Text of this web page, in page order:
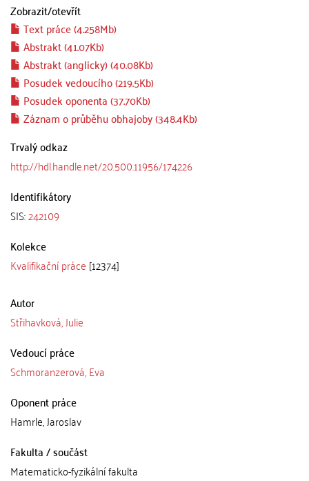
Zobrazit/otevřít
Text práce (4.258Mb)
Abstrakt (41.07Kb)
Abstrakt (anglicky) (40.08Kb)
Posudek vedoucího (219.5Kb)
Posudek oponenta (37.70Kb)
Záznam o průběhu obhajoby (348.4Kb)
Trvalý odkaz
http://hdl.handle.net/20.500.11956/174226
Identifikátory
SIS:242109
Kolekce
Kvalifikační práce [12374]
Autor
Střihavková, Julie
Vedoucí práce
Schmoranzerová, Eva
Oponent práce
Hamrle, Jaroslav
Fakulta / součást
Matematicko-fyzikální fakulta